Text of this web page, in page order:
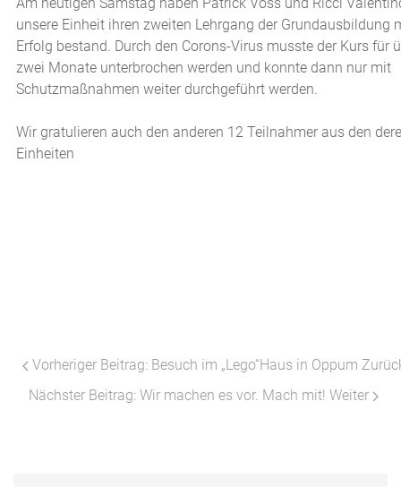
unsere Einheit ihren zweiten Lehrgang der Grundausbildung
Erfolg bestand. Durch den Corons-Virus musste der Kurs für
zwei Monate unterbrochen werden und konnte dann nur mit
Schutzmaßnahmen weiter durchgeführt werden.
Wir gratulieren auch den anderen 12 Teilnahmer aus den
Einheiten
Vorheriger Beitrag: Besuch im „Lego“Haus in Oppum
Nächster Beitrag: Wir machen es vor. Mach mit! Weiter